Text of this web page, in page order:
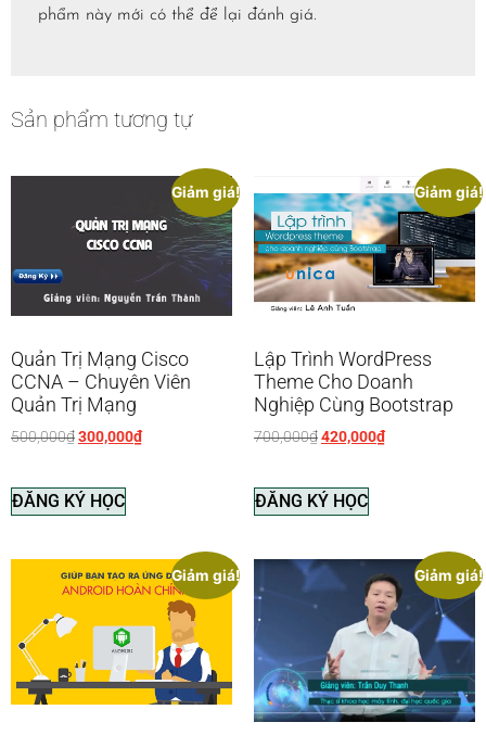
phẩm này mới có thể để lại đánh giá.
Sản phẩm tương tự
Giảm giá!
Quản Trị Mạng Cisco
CCNA – Chuyên Viên
Quản Trị Mạng
500,000₫300,000₫
ĐĂNG KÝ HỌC
Giảm giá!
Lập Trình WordPress
Theme Cho Doanh
Nghiệp Cùng Bootstrap
700,000₫420,000₫
ĐĂNG KÝ HỌC
Giảm giá! Giảm giá!